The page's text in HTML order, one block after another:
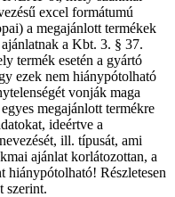
excel formátumú
a megajánlott termékek
a Kbt. 3. § 37.
termék esetén a gyártó
ezek nem hiánypótolható
vonják maga
megajánlott termékre
ideértve a
ill. típusát, ami
ajánlat korlátozottan, a
hiánypótolható! Részletesen
szerint.